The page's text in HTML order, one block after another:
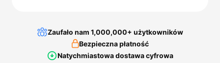
Zaufało nam 1,000,000+ użytkowników
Bezpieczna płatność
Natychmiastowa dostawa cyfrowa